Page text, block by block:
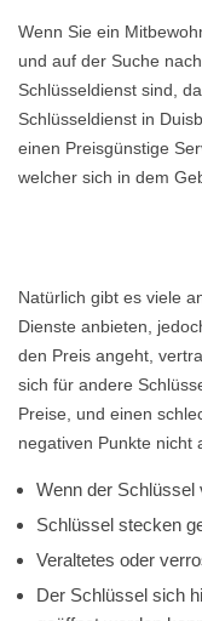
Wenn Sie ein
und auf der Suche
Schlüsseldienst sind,
Schlüsseldienst in
einen Preisgünstige
welcher sich in dem
Natürlich gibt es viele
Dienste anbieten,
den Preis angeht,
sich für andere
Preise, und einen
negativen Punkte nicht
Wenn der Schlüssel
Schlüssel stecken
Veraltetes oder
Der Schlüssel sich